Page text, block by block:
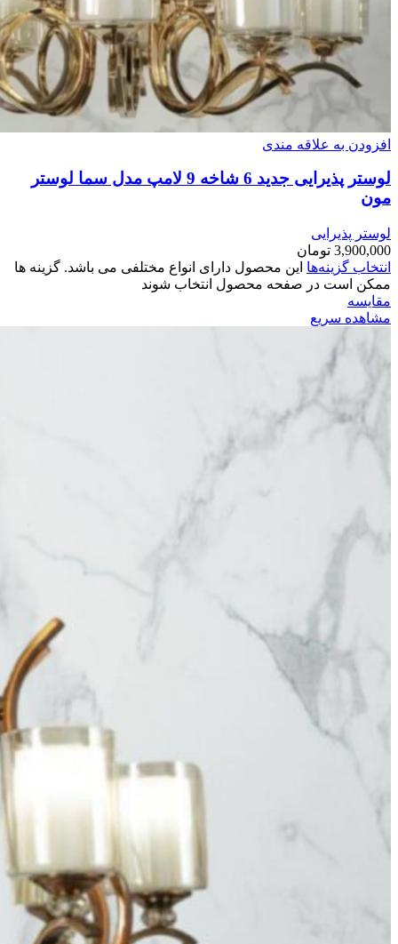
افزودن به علاقه مندی
لوستر پذیرایی جدید 6 شاخه 9 لامپ مدل سما لوستر
مون
لوستر پذیرایی
3,900,000 تومان
انتخاب گزینه‌ها این محصول دارای انواع مختلفی می باشد. گزینه ها
ممکن است در صفحه محصول انتخاب شوند
مقایسه
مشاهده سریع